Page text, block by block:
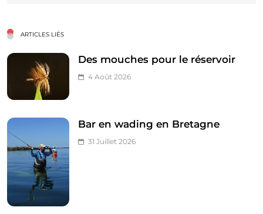
ARTICLES LIÉS
Des mouches pour le réservoir
4 Août 2026
Bar en wading en Bretagne
31 Juillet 2026